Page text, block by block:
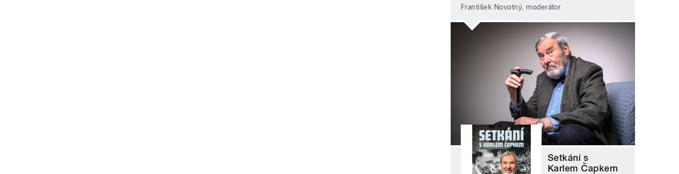
František Novotný, moderátor
Setkání s
Karlem Čapkem